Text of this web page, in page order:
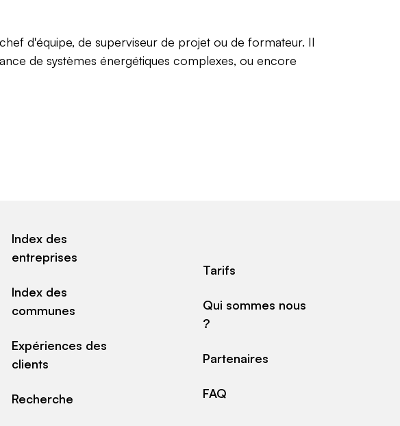
d'équipe, de superviseur de projet ou de formateur. Il
de systèmes énergétiques complexes, ou encore
Index des
entreprises
Index des
communes
Expériences des
clients
Recherche
Tarifs
Qui sommes nous
?
Partenaires
FAQ